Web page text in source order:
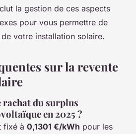
la gestion de ces aspects
pour vous permettre de
votre installation solaire.
sur la revente
rachat du surplus
en 2025 ?
fixé à 0,1301 €/kWh pour les